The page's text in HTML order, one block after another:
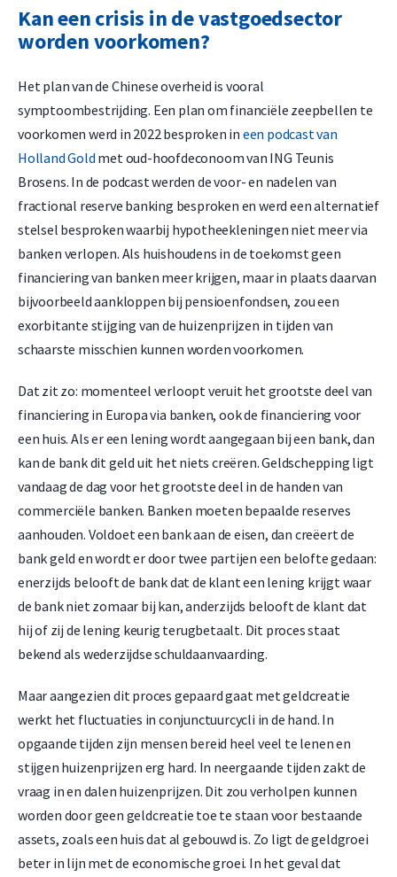
Kan een crisis in de vastgoedsector
worden voorkomen?
Het plan van de Chinese overheid is vooral
symptoombestrijding. Een plan om financiële zeepbellen te
voorkomen werd in 2022 besproken in een podcast van
Holland Gold met oud-hoofdeconoom van ING Teunis
Brosens. In de podcast werden de voor- en nadelen van
fractional reserve banking besproken en werd een alternatief
stelsel besproken waarbij hypotheekleningen niet meer via
banken verlopen. Als huishoudens in de toekomst geen
financiering van banken meer krijgen, maar in plaats daarvan
bijvoorbeeld aankloppen bij pensioenfondsen, zou een
exorbitante stijging van de huizenprijzen in tijden van
schaarste misschien kunnen worden voorkomen.
Dat zit zo: momenteel verloopt veruit het grootste deel van
financiering in Europa via banken, ook de financiering voor
een huis. Als er een lening wordt aangegaan bij een bank, dan
kan de bank dit geld uit het niets creëren. Geldschepping ligt
vandaag de dag voor het grootste deel in de handen van
commerciële banken. Banken moeten bepaalde reserves
aanhouden. Voldoet een bank aan de eisen, dan creëert de
bank geld en wordt er door twee partijen een belofte gedaan:
enerzijds belooft de bank dat de klant een lening krijgt waar
de bank niet zomaar bij kan, anderzijds belooft de klant dat
hij of zij de lening keurig terugbetaalt. Dit proces staat
bekend als wederzijdse schuldaanvaarding.
Maar aangezien dit proces gepaard gaat met geldcreatie
werkt het fluctuaties in conjunctuurcycli in de hand. In
opgaande tijden zijn mensen bereid heel veel te lenen en
stijgen huizenprijzen erg hard. In neergaande tijden zakt de
vraag in en dalen huizenprijzen. Dit zou verholpen kunnen
worden door geen geldcreatie toe te staan voor bestaande
assets, zoals een huis dat al gebouwd is. Zo ligt de geldgroei
beter in lijn met de economische groei. In het geval dat